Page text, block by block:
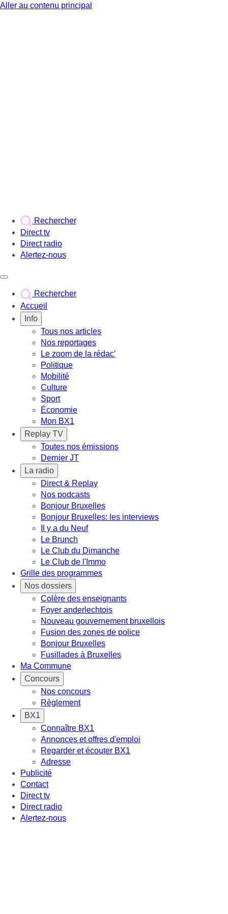
Aller au contenu principal
Rechercher
Direct tv
Direct radio
Alertez-nous
Rechercher
Accueil
Info
Tous nos articles
Nos reportages
Le zoom de la rédac'
Politique
Mobilité
Culture
Sport
Économie
Mon BX1
Replay TV
Toutes nos émissions
Dernier JT
La radio
Direct & Replay
Nos podcasts
Bonjour Bruxelles
Bonjour Bruxelles: les interviews
Il y a du Neuf
Le Brunch
Le Club du Dimanche
Le Club de l'Immo
Grille des programmes
Nos dossiers
Colère des enseignants
Foyer anderlechtois
Nouveau gouvernement bruxellois
Fusion des zones de police
Bonjour Bruxelles
Fusillades à Bruxelles
Ma Commune
Concours
Nos concours
Règlement
BX1
Connaître BX1
Annonces et offres d'emploi
Regarder et écouter BX1
Adresse
Publicité
Contact
Direct tv
Direct radio
Alertez-nous